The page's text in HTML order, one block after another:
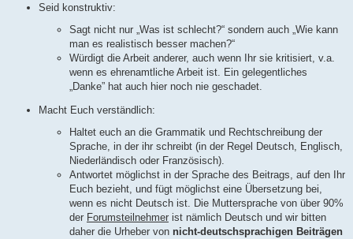
Seid konstruktiv:
Sagt nicht nur „Was ist schlecht?“ sondern auch „Wie kann
man es realistisch besser machen?“
Würdigt die Arbeit anderer, auch wenn Ihr sie kritisiert, v.a.
wenn es ehrenamtliche Arbeit ist. Ein gelegentliches
„Danke” hat auch hier noch nie geschadet.
Macht Euch verständlich:
Haltet euch an die Grammatik und Rechtschreibung der
Sprache, in der ihr schreibt (in der Regel Deutsch, Englisch,
Niederländisch oder Französisch).
Antwortet möglichst in der Sprache des Beitrags, auf den Ihr
Euch bezieht, und fügt möglichst eine Übersetzung bei,
wenn es nicht Deutsch ist. Die Muttersprache von über 90%
der Forumsteilnehmer ist nämlich Deutsch und wir bitten
daher die Urheber von nicht-deutschsprachigen Beiträgen